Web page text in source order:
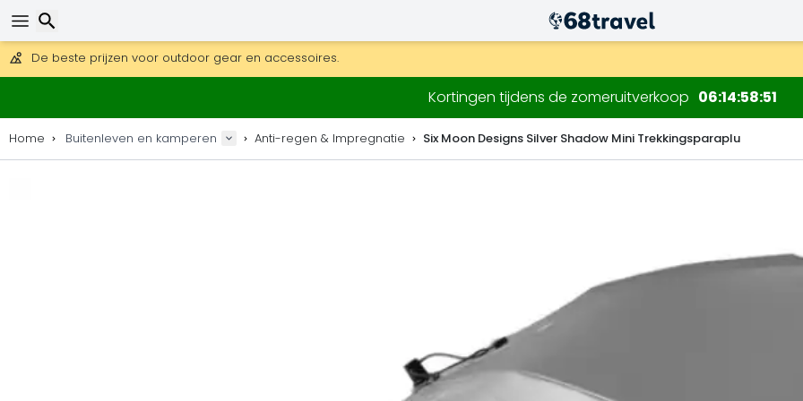
Gratis verzending bij bestellingen boven 169 €.
DHL Express is ook beschikbaar.
Kortingen tijdens de zomeruitverkoop 06145849
Home Buitenleven en kamperen Anti-regen & Impregnatie Six Moon Designs Silver Shadow Mini Trekkingsparaplu